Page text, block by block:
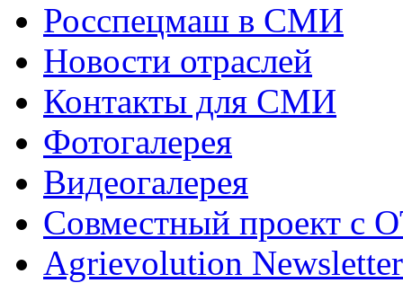
Росспецмаш в СМИ
Новости отраслей
Контакты для СМИ
Фотогалерея
Видеогалерея
Совместный проект с
Agrievolution Newsletter